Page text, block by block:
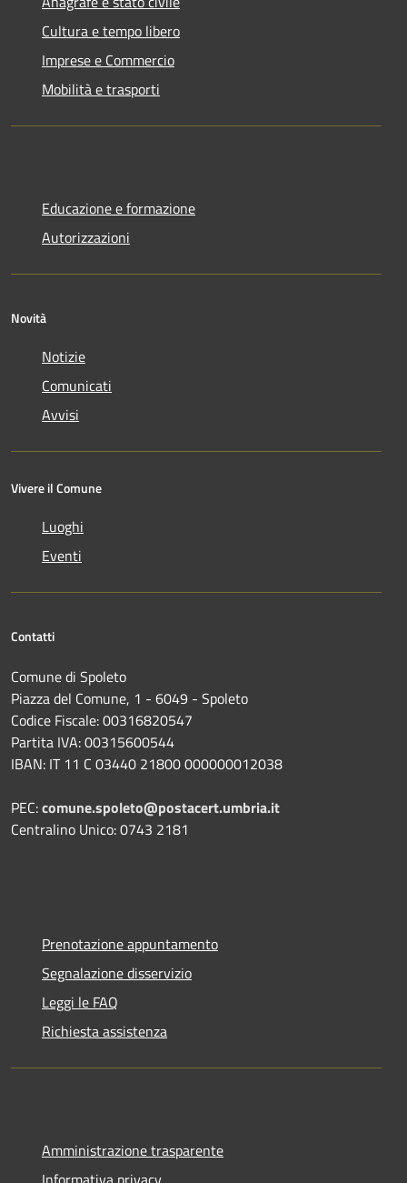
Cultura e tempo libero
Imprese e Commercio
Mobilità e trasporti
Educazione e formazione
Autorizzazioni
Novità
Notizie
Comunicati
Avvisi
Vivere il Comune
Luoghi
Eventi
Contatti
Comune di Spoleto
Piazza del Comune, 1 - 6049 - Spoleto
Codice Fiscale: 00316820547
Partita IVA: 00315600544
IBAN: IT 11 C 03440 21800 000000012038
PEC:comune.spoleto@postacert.umbria.it
Centralino Unico: 0743 2181
Prenotazione appuntamento
Segnalazione disservizio
Leggi le FAQ
Richiesta assistenza
Amministrazione trasparente